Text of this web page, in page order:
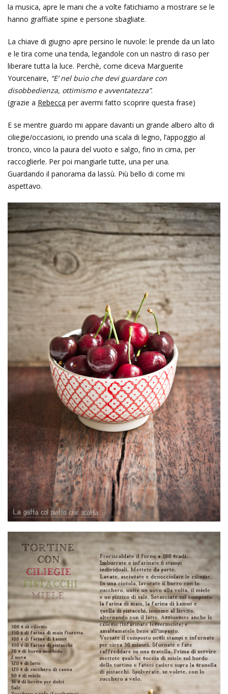
la musica, apre le mani che a volte fatichiamo a mostrare se le
hanno graffiate spine e persone sbagliate.
La chiave di giugno apre persino le nuvole: le prende da un lato
e le tira come una tenda, legandole con un nastro di raso per
liberare tutta la luce. Perchè, come diceva Marguerite
Yourcenaire, “E’ nel buio che devi guardare con
disobbedienza, ottimismo e avventatezza”.
(grazie a Rebecca per avermi fatto scoprire questa frase)
E se mentre guardo mi appare davanti un grande albero alto di
ciliegie/occasioni, io prendo una scala di legno, l’appoggio al
tronco, vinco la paura del vuoto e salgo, fino in cima, per
raccoglierle. Per poi mangiarle tutte, una per una.
Guardando il panorama da lassù. Più bello di come mi
aspettavo.